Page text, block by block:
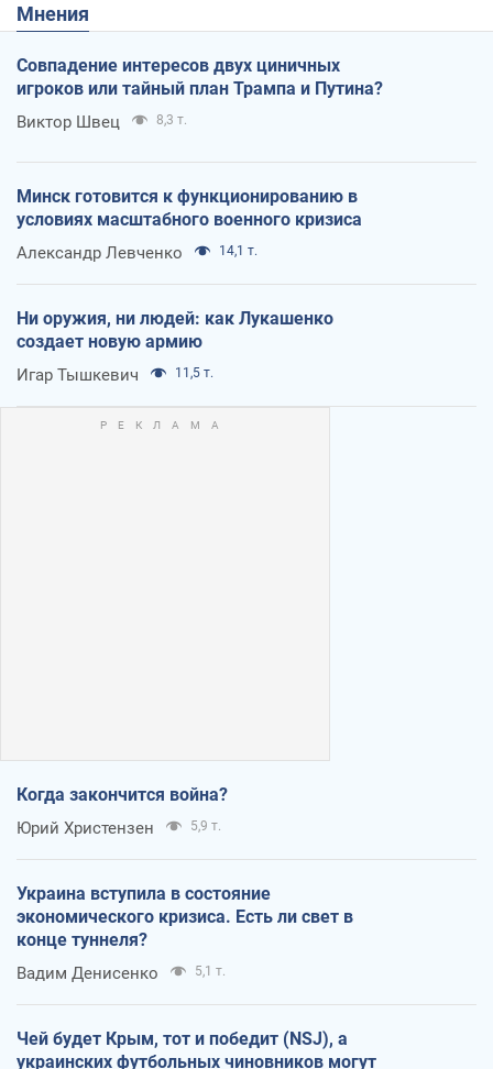
Мнения
Совпадение интересов двух циничных
игроков или тайный план Трампа и Путина?
Виктор Швец 8,3 т.
Минск готовится к функционированию в
условиях масштабного военного кризиса
Александр Левченко 14,1 т.
Ни оружия, ни людей: как Лукашенко
создает новую армию
Игар Тышкевич 11,5 т.
Когда закончится война?
Юрий Христензен 5,9 т.
Украина вступила в состояние
экономического кризиса. Есть ли свет в
конце туннеля?
Вадим Денисенко 5,1 т.
Чей будет Крым, тот и победит (NSJ), а
украинских футбольных чиновников могут